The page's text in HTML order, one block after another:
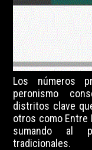
la provincia más
posibilidades
que cuestiona
presidente.
Los números
peronismo
distritos clave
otros como Entre
sumando al
tradicionales.